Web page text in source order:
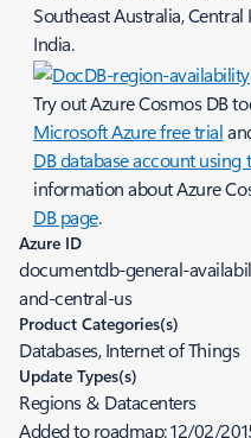
Southeast Australia,
India.
Try out Azure Cosmos DB
Microsoft Azure free trial
DB database account using
information about Azure
DB page.
Azure ID
documentdb-general-
and-central-us
Product Categories(s)
Databases, Internet of Things
Update Types(s)
Regions & Datacenters
Added to roadmap:12/02/